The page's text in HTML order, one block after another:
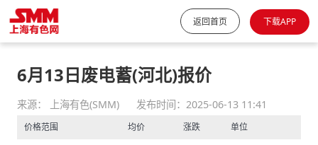
返回首页 下载APP
6月13日废电蓄(河北)报价
来源： 上海有色(SMM) 发布时间：2025-06-13 11:41
价格范围 均价 涨跌 单位